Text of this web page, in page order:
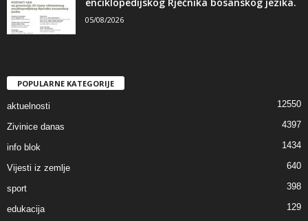
05/08/2026
POPULARNE KATEGORIJE
aktuelnosti 12550
Zivinice danas 4397
info blok 1434
Vijesti iz zemlje 640
sport 398
edukacija 129